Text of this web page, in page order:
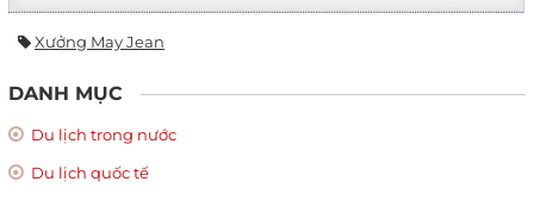
Xưởng May Jean
DANH MỤC
Du lịch trong nước
Du lịch quốc tế